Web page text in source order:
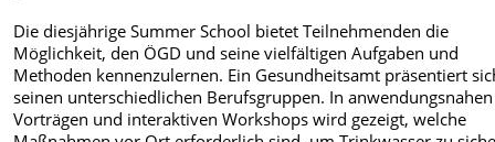
Die diesjährige Summer School bietet Teilnehmenden die
Möglichkeit, den ÖGD und seine vielfältigen Aufgaben und
Methoden kennenzulernen. Ein Gesundheitsamt präsentiert
seinen unterschiedlichen Berufsgruppen. In anwendungsnahen
Vorträgen und interaktiven Workshops wird gezeigt, welche